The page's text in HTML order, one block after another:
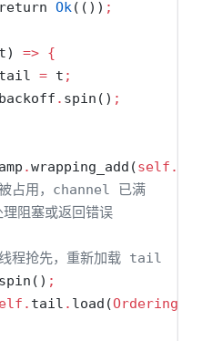
return Ok(()) ;
=> {
tail
= t ;
. spin() ;
.wrapping_add(self .
占用，channel 已满
塞或返回错误
程抢先，重新加载 tail
spin() ;
. tail . load(Ordering::